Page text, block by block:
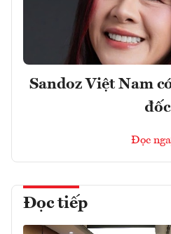
Sandoz Việt Nam
đốc
Đọc
Đọc tiếp